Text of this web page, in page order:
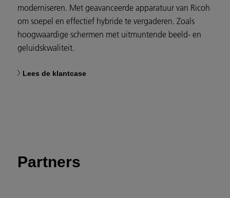
moderniseren. Met geavanceerde apparatuur van Ricoh
om soepel en effectief hybride te vergaderen. Zoals
hoogwaardige schermen met uitmuntende beeld- en
geluidskwaliteit.
Lees de klantcase
Partners